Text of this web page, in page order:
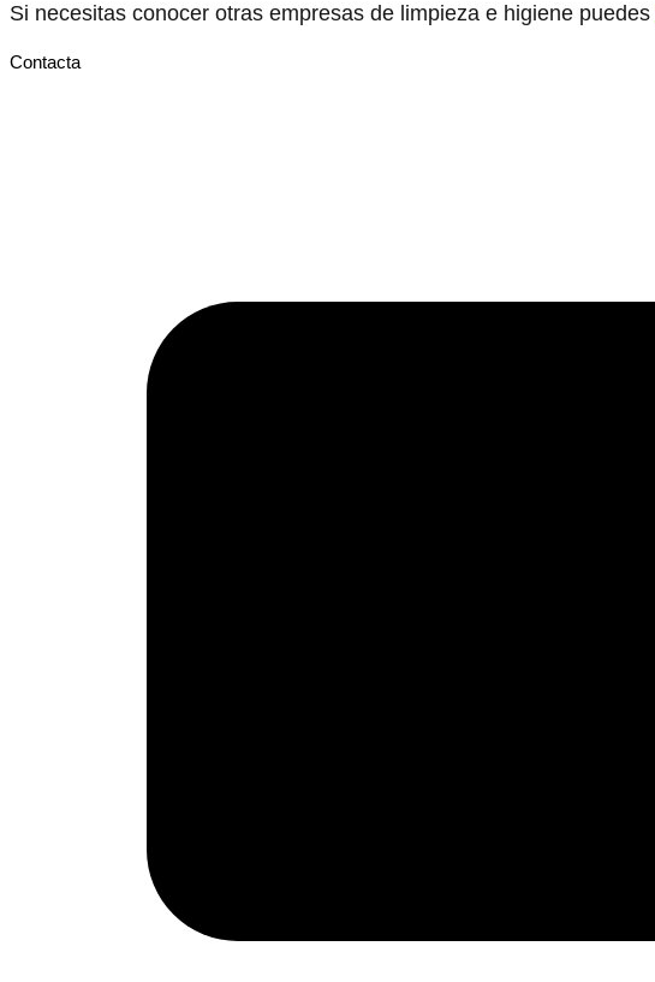
Si necesitas conocer otras empresas de limpieza e higiene puedes
Contacta